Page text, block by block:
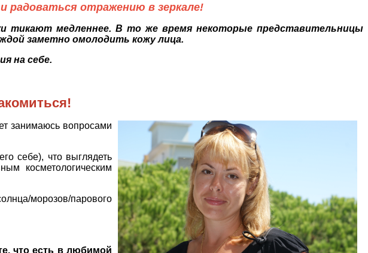
радоваться отражению в зеркале!
тикают медленнее. В то же время некоторые представительницы
заметно омолодить кожу лица.
на себе.
занимаюсь вопросами
себе), что выглядеть
косметологическим
морозов/парового
что есть в любимой